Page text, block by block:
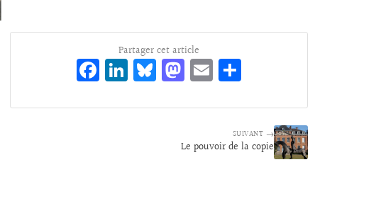
Partager cet article
Fa
ce
bo
Li
n
ke
Bl
ue
sk
M
as
to
d
o
E
m
ai
l
ag
er
SUIVANT →
Le pouvoir de la copie